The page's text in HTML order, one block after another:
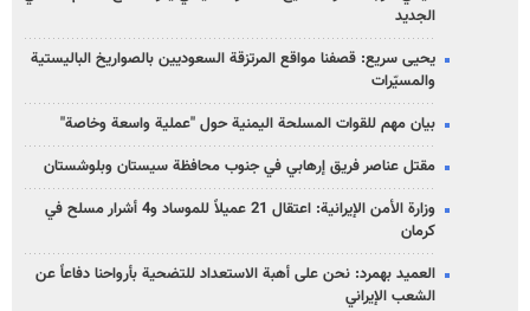
الجديد
يحيى سريع: قصفنا مواقع المرتزقة السعوديين بالصواريخ الباليستية
والمسيّرات
بيان مهم للقوات المسلحة اليمنية حول "عملية واسعة وخاصة"
مقتل عناصر فريق إرهابي في جنوب محافظة سيستان وبلوشستان
وزارة الأمن الإيرانية: اعتقال 21 عميلاً للموساد و4 أشرار مسلح في
كرمان
العميد بهمرد: نحن على أهبة الاستعداد للتضحية بأرواحنا دفاعاً عن
الشعب الإيراني